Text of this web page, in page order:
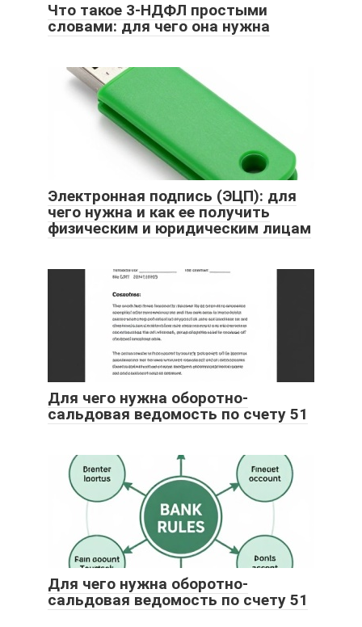
Что такое 3-НДФЛ простыми
словами: для чего она нужна
Электронная подпись (ЭЦП): для
чего нужна и как ее получить
физическим и юридическим лицам
Для чего нужна оборотно-
сальдовая ведомость по счету 51
Для чего нужна оборотно-
сальдовая ведомость по счету 51